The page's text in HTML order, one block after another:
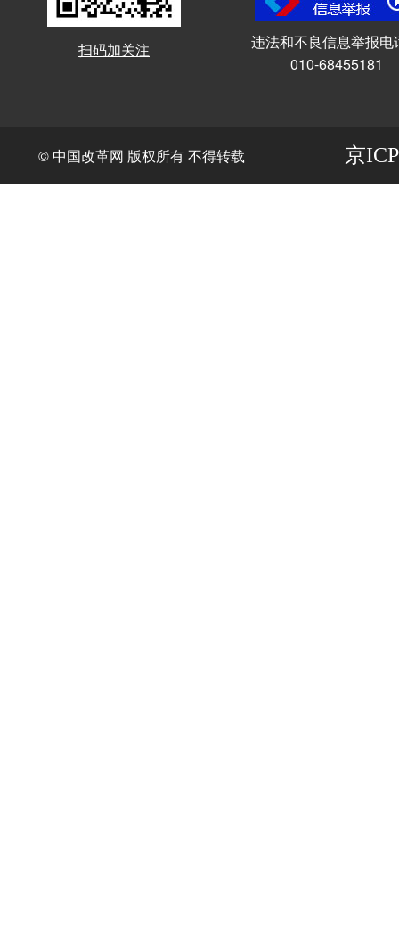
扫码加关注
违法和不良信息举报电
010-68455181
© 中国改革网 版权所有 不得转载 京